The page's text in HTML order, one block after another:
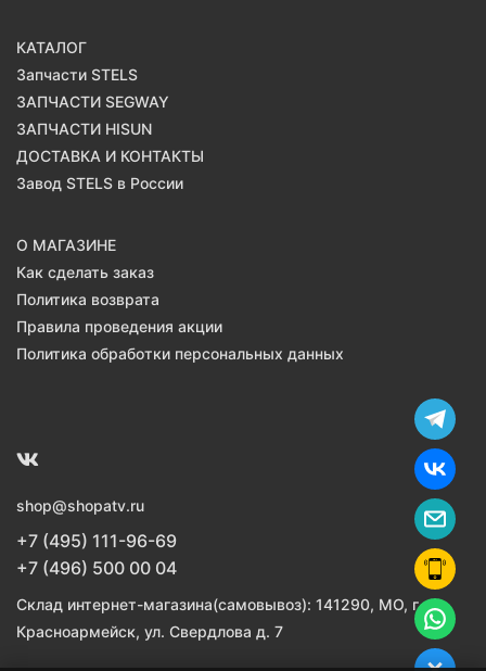
КАТАЛОГ
Запчасти STELS
ЗАПЧАСТИ SEGWAY
ЗАПЧАСТИ HISUN
ДОСТАВКА И КОНТАКТЫ
Завод STELS в России
О МАГАЗИНЕ
Как сделать заказ
Политика возврата
Правила проведения акции
Политика обработки персональных данных
shop@shopatv.ru
+7 (495) 111-96-69
+7 (496) 500 00 04
Склад интернет-магазина(самовывоз): 141290, МО, г.
Красноармейск, ул. Свердлова д. 7